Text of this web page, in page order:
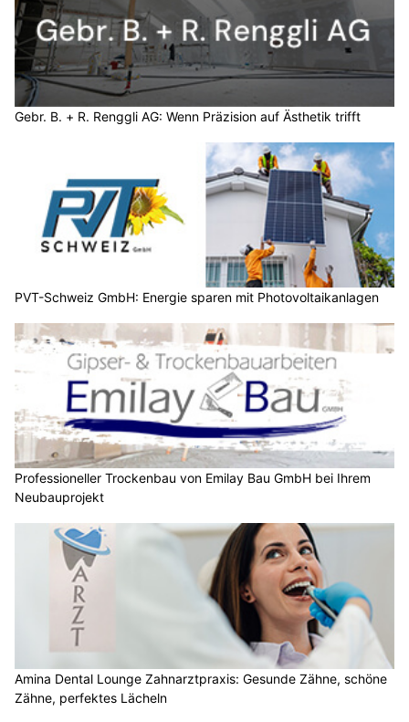
Gebr. B. + R. Renggli AG: Wenn Präzision auf Ästhetik trifft
PVT-Schweiz GmbH: Energie sparen mit Photovoltaikanlagen
Professioneller Trockenbau von Emilay Bau GmbH bei Ihrem
Neubauprojekt
Amina Dental Lounge Zahnarztpraxis: Gesunde Zähne, schöne
Zähne, perfektes Lächeln